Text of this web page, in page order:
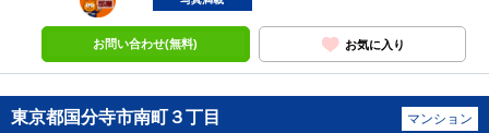
お問い合わせ(無料) お気に入り
東京都国分寺市南町３丁目 マンション